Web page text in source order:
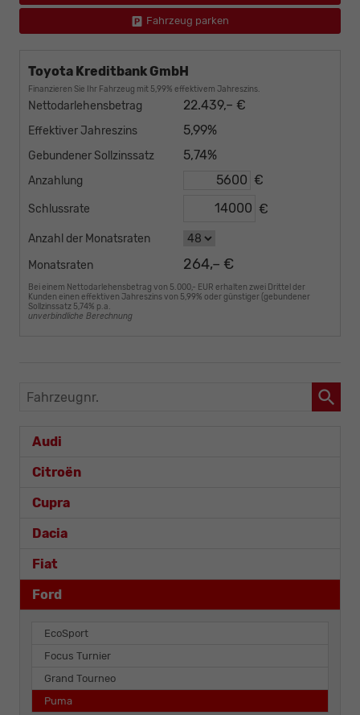
Fahrzeug parken
Toyota Kreditbank GmbH
Finanzieren Sie Ihr Fahrzeug mit 5,99% effektivem Jahreszins.
Nettodarlehensbetrag 22.439,– €
Effektiver Jahreszins 5,99%
Gebundener Sollzinssatz 5,74%
Anzahlung €
Schlussrate €
Anzahl der Monatsraten
Monatsraten
264,– €
Bei einem Nettodarlehensbetrag von 5.000,- EUR erhalten zwei Drittel der
Kunden einen effektiven Jahreszins von 5,99% oder günstiger (gebundener
Sollzinssatz 5,74% p.a.
unverbindliche Berechnung
Fahrzeugnr.
Audi
Citroën
Cupra
Dacia
Fiat
Ford
EcoSport
Focus Turnier
Grand Tourneo
Puma